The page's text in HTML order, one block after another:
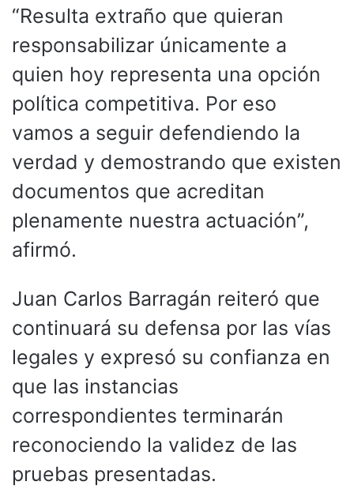
“Resulta extraño que quieran
responsabilizar únicamente a
quien hoy representa una opción
política competitiva. Por eso
vamos a seguir defendiendo la
verdad y demostrando que existen
documentos que acreditan
plenamente nuestra actuación”,
afirmó.
Juan Carlos Barragán reiteró que
continuará su defensa por las vías
legales y expresó su confianza en
que las instancias
correspondientes terminarán
reconociendo la validez de las
pruebas presentadas.